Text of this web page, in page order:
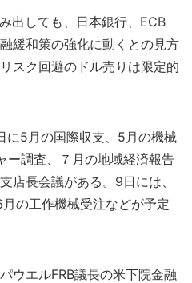
出しても、日本銀行、ECB
緩和策の強化に動くとの見方
スク回避のドル売りは限定的
5月の国際収支、5月の機械
ー調査、７月の地域経済報告
店長会議がある。9日には、
の工作機械受注などが予定
ウエルFRB議長の米下院金融